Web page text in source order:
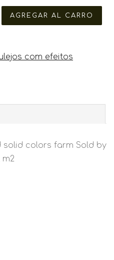
com efeitos
solid colors farm Sold by